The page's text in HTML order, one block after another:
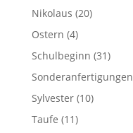
Nikolaus (20)
Ostern (4)
Schulbeginn (31)
Sonderanfertigungen
Sylvester (10)
Taufe (11)